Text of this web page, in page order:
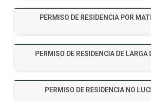
PERMISO DE RESIDENCIA POR
PERMISO DE RESIDENCIA DE LARGA
PERMISO DE RESIDENCIA NO